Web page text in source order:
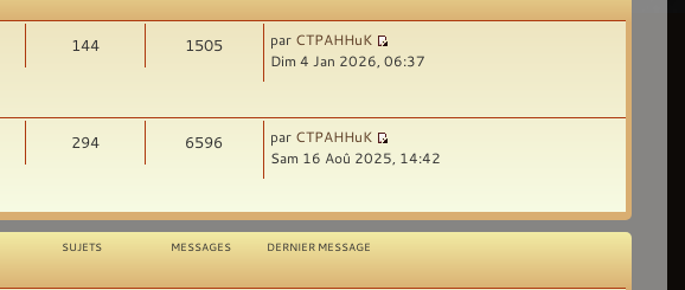
144 1505 par CTPAHHuK
Dim 4 Jan 2026, 06:37
294 6596 par CTPAHHuK
Sam 16 Aoû 2025, 14:42
SUJETS MESSAGES DERNIER MESSAGE